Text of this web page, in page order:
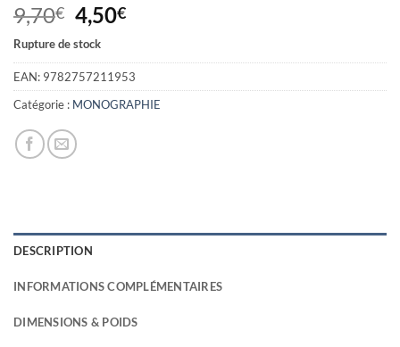
9,70€ Le
prix
initial
était :
9,70€.
4,50€Le
actuel
est :
4,50€.
Rupture de stock
EAN: 9782757211953
Catégorie : MONOGRAPHIE
DESCRIPTION
INFORMATIONS COMPLÉMENTAIRES
DIMENSIONS & POIDS